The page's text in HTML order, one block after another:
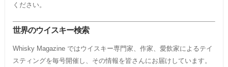
ください。
世界のウイスキー検索
Whisky Magazine ではウイスキー専門家、作家、愛飲家によるテイ
スティングを毎号開催し、その情報を皆さんにお届けしています。